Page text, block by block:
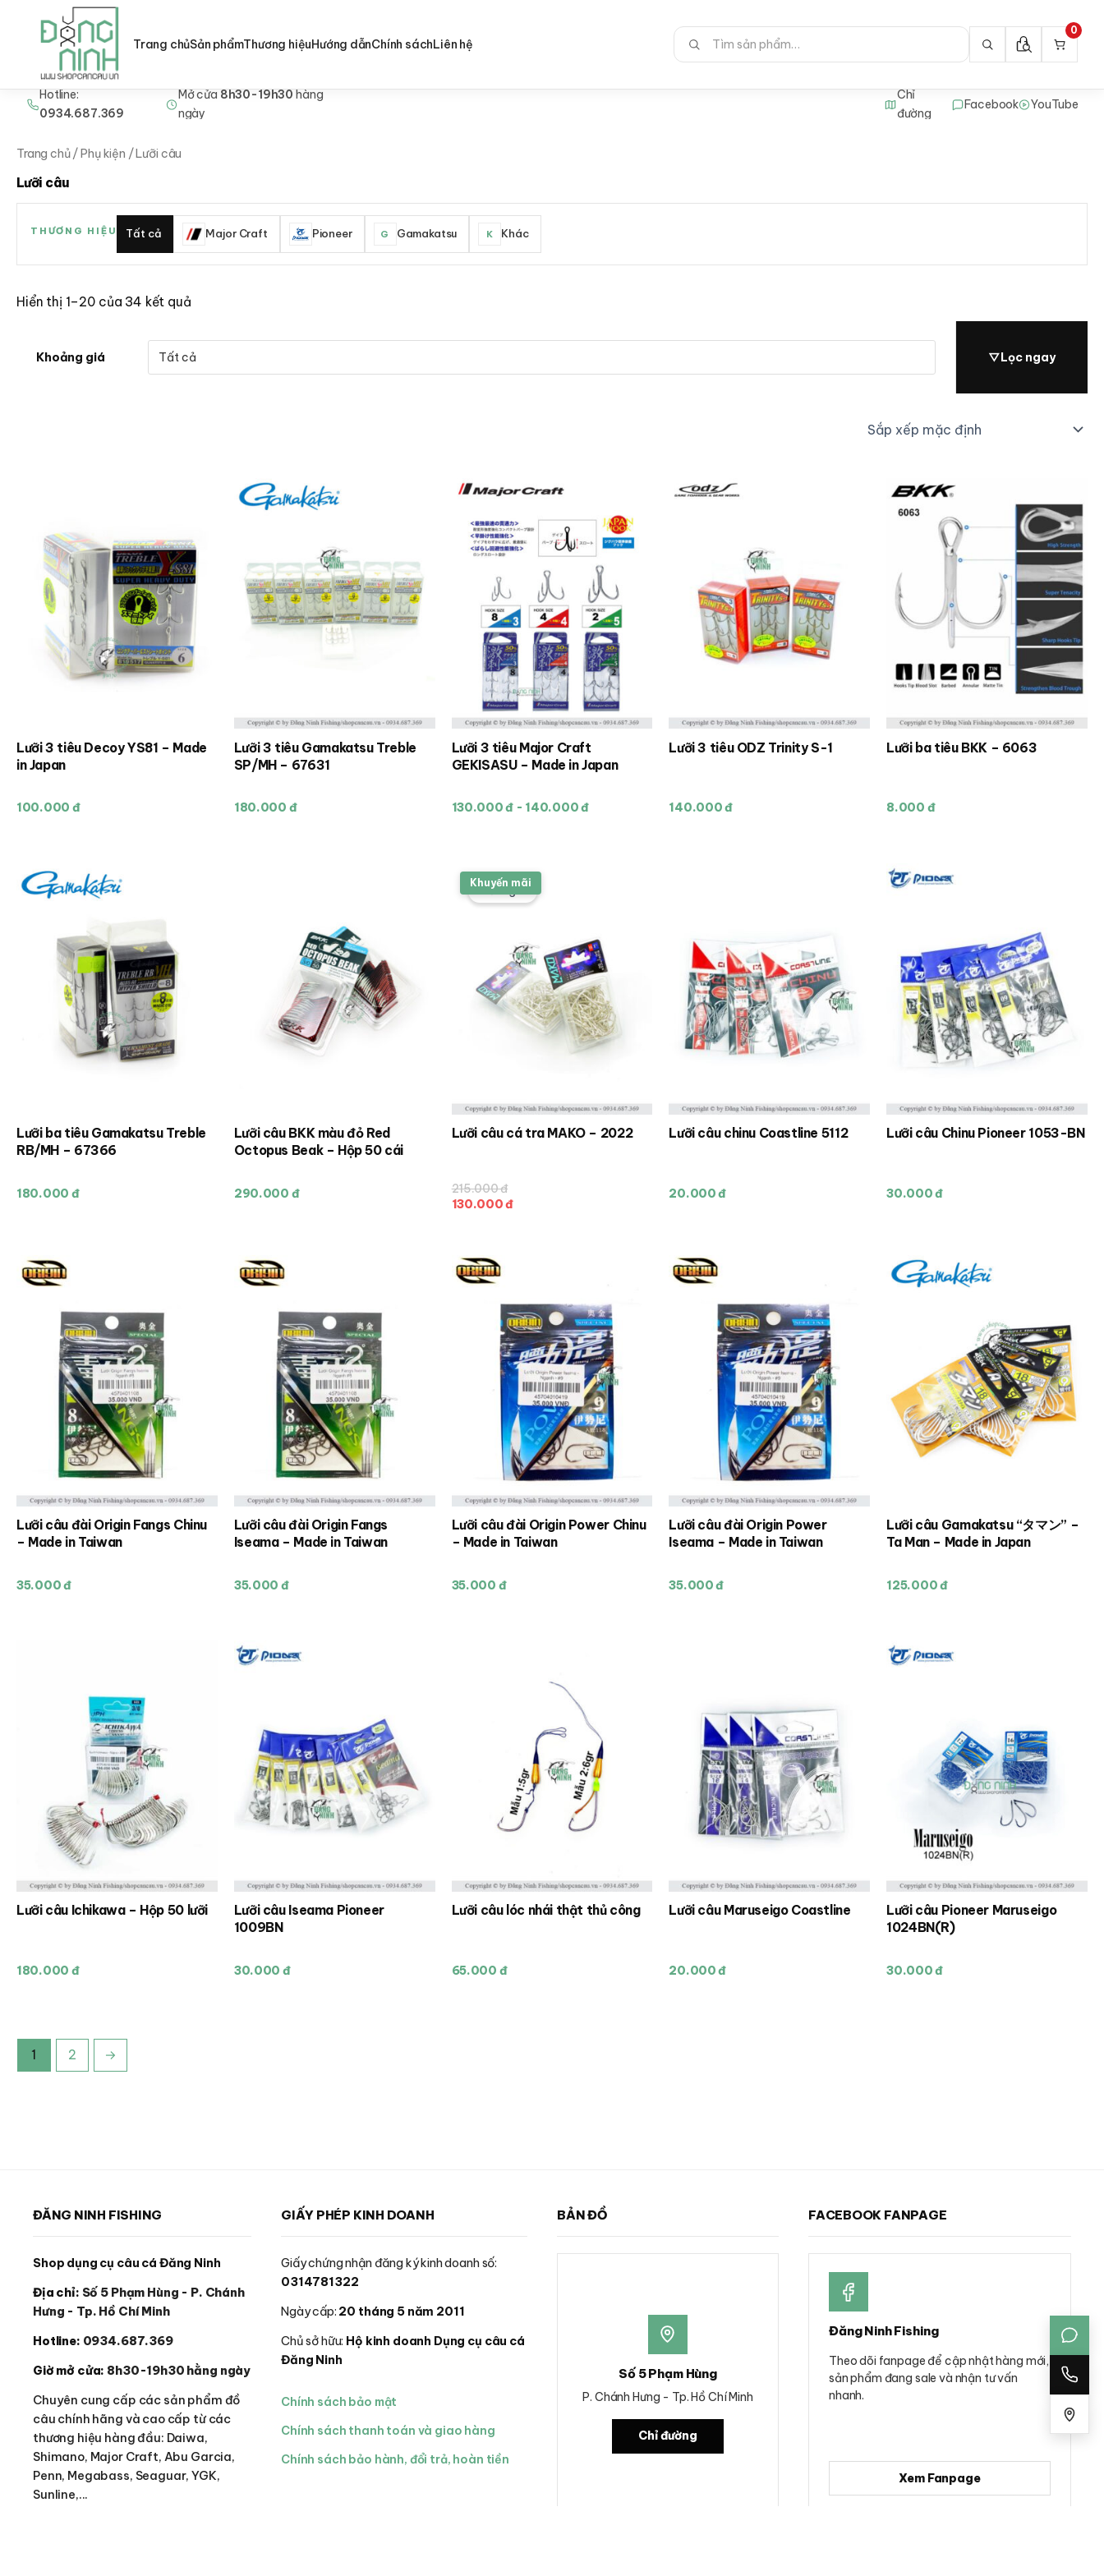
Nhảy
dung
Hotline:
0934.687.369
Mở cửa8h30-19h30hàng
ngày
Chỉ
đường
Facebook YouTube
Trang chủSản phẩmThương hiệuHướng dẫnChính sáchLiên hệ
Tìm
kiếm:
0
Trang chủ/Phụ kiện / Lưỡi câu
Lưỡi câu
THƯƠNG HIỆU Tất cả Major Craft Pioneer G Gamakatsu K Khác
Hiển thị 1–20 của 34 kết quả
Khoảng giá ▽Lọc ngay
Lưỡi 3 tiêu Decoy YS81 – Made
in Japan
100.000 đ
Lưỡi 3 tiêu Gamakatsu Treble
SP/MH – 67631
180.000 đ
Lưỡi 3 tiêu Major Craft
GEKISASU – Made in Japan
130.000 đ - 140.000 đ
Sản
phẩm
có
thể.
Các
được
Lưỡi 3 tiêu ODZ Trinity S-1
140.000 đ
Lưỡi ba tiêu BKK – 6063
8.000 đ
Lưỡi ba tiêu Gamakatsu Treble
RB/MH – 67366
180.000 đ
Lưỡi câu BKK màu đỏ Red
Octopus Beak – Hộp 50 cái
290.000 đ
Khuyến mãi
Giảm giá!
Lưỡi câu cá tra MAKO – 2022
215.000 đ
130.000 đ
Lưỡi câu chinu Coastline 5112
20.000 đ
Lưỡi câu Chinu Pioneer 1053-BN
30.000 đ
Lưỡi câu đài Origin Fangs Chinu
– Made in Taiwan
35.000 đ
Lưỡi câu đài Origin Fangs
Iseama – Made in Taiwan
35.000 đ
Lưỡi câu đài Origin Power Chinu
– Made in Taiwan
35.000 đ
Lưỡi câu đài Origin Power
Iseama – Made in Taiwan
35.000 đ
Lưỡi câu Gamakatsu “タマン” –
Ta Man – Made in Japan
125.000 đ
Lưỡi câu Ichikawa – Hộp 50 lưỡi
180.000 đ
Lưỡi câu Iseama Pioneer
1009BN
30.000 đ
Lưỡi câu lóc nhái thật thủ công
65.000 đ
Lưỡi câu Maruseigo Coastline
20.000 đ
Lưỡi câu Pioneer Maruseigo
1024BN(R)
30.000 đ
1 2 →
ĐĂNG NINH FISHING
Shop dụng cụ câu cá Đăng Ninh
Địa chỉ: Số 5 Phạm Hùng - P. Chánh
Hưng - Tp. Hồ Chí Minh
Hotline: 0934.687.369
Giờ mở cửa: 8h30-19h30 hằng ngày
Chuyên cung cấp các sản phẩm đồ
câu chính hãng và cao cấp từ các
thương hiệu hàng đầu: Daiwa,
Shimano, Major Craft, Abu Garcia,
Penn, Megabass, Seaguar, YGK,
Sunline,...
GIẤY PHÉP KINH DOANH
Giấy chứng nhận đăng ký kinh doanh số:
0314781322
Ngày cấp: 20 tháng 5 năm 2011
Chủ sở hữu: Hộ kinh doanh Dụng cụ câu cá
Đăng Ninh
Chính sách bảo mật
Chính sách thanh toán và giao hàng
Chính sách bảo hành, đổi trả, hoàn tiền
BẢN ĐỒ
Số 5 Phạm Hùng
P. Chánh Hưng - Tp. Hồ Chí Minh
Chỉ đường
FACEBOOK FANPAGE
Đăng Ninh Fishing
Theo dõi fanpage để cập nhật hàng mới,
sản phẩm đang sale và nhận tư vấn
nhanh.
Xem Fanpage